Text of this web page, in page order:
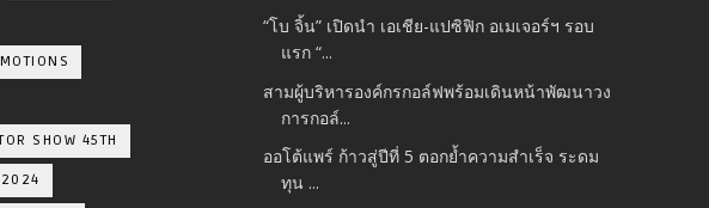
SHOW 45TH
2024
“โบ จิ้น” เปิดนำ เอเชีย-แปซิฟิก อเมเจอร์ฯ รอบ
แรก “...
สามผู้บริหารองค์กรกอล์ฟพร้อมเดินหน้าพัฒนาวง
การกอล์...
ออโต้แพร์ ก้าวสู่ปีที่ 5 ตอกย้ำความสำเร็จ ระดม
ทุน ...